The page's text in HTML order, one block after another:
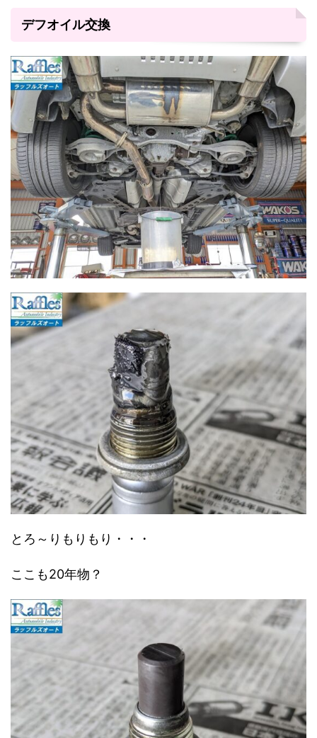
デフオイル交換
とろ～りもりもり・・・
ここも20年物？